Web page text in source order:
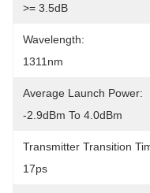
>= 3.5dB
Wavelength:
1311nm
Average Launch Power:
-2.9dBm To 4.0dBm
Transmitter Transition
17ps